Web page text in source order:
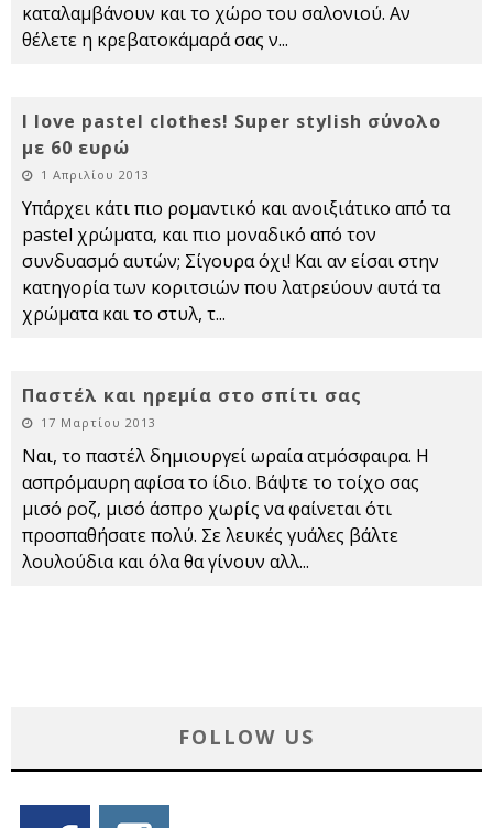
καταλαμβάνουν και το χώρο του σαλονιού. Αν
θέλετε η κρεβατοκάμαρά σας ν...
I love pastel clothes! Super stylish σύνολο
με 60 ευρώ
1 Απριλίου 2013
Υπάρχει κάτι πιο ρομαντικό και ανοιξιάτικο από τα
pastel χρώματα, και πιο μοναδικό από τον
συνδυασμό αυτών; Σίγουρα όχι! Και αν είσαι στην
κατηγορία των κοριτσιών που λατρεύουν αυτά τα
χρώματα και το στυλ, τ...
Παστέλ και ηρεμία στο σπίτι σας
17 Μαρτίου 2013
Ναι, το παστέλ δημιουργεί ωραία ατμόσφαιρα. Η
ασπρόμαυρη αφίσα το ίδιο. Βάψτε το τοίχο σας
μισό ροζ, μισό άσπρο χωρίς να φαίνεται ότι
προσπαθήσατε πολύ. Σε λευκές γυάλες βάλτε
λουλούδια και όλα θα γίνουν αλλ...
FOLLOW US